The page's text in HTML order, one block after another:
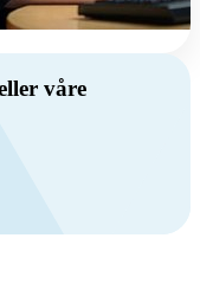
våre